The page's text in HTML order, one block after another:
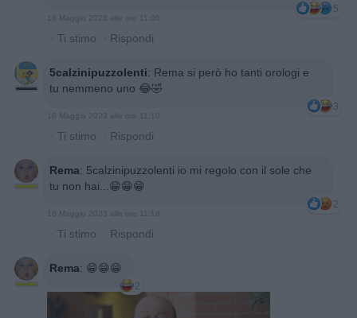
5
· Ti stimo · Rispondi
5calzinipuzzolenti: Rema si però ho tanti orologi e
tu nemmeno uno 😂🤣
3
· Ti stimo · Rispondi
Rema: 5calzinipuzzolenti io mi regolo con il sole che
tu non hai...😁😁😁
2
· Ti stimo · Rispondi
Rema: 😁😁😁
2